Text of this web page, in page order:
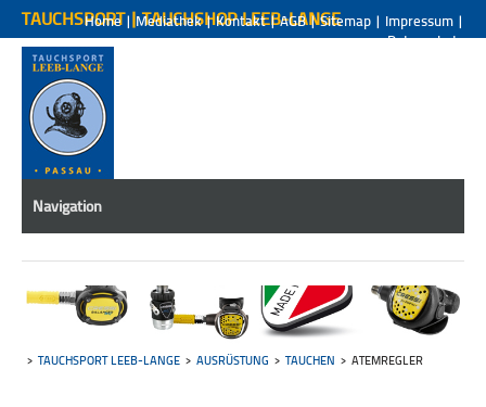
TAUCHSPORT | TAUCHSHOP LEEB-LANGE
Home| Mediathek|Kontakt|AGB|Sitemap | Impressum |
Datenschutz
Navigation
TAUCHSPORT LEEB-LANGE AUSRÜSTUNG TAUCHEN ATEMREGLER